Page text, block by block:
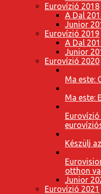
Eurovízió 2018
A Dal
Junior
Eurovízió 2019
A Dal
Junior
Eurovízió 2020
Ma este:
Ma este:
Készülj
otthon
Junior
Eurovízió 2021